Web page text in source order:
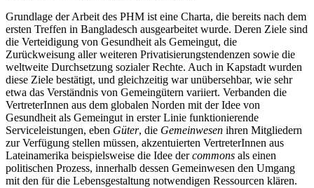
Grundlage der Arbeit des PHM ist eine Charta, die bereits nach dem
ersten Treffen in Bangladesch ausgearbeitet wurde. Deren Ziele sind
die Verteidigung von Gesundheit als Gemeingut, die
Zurückweisung aller weiteren Privatisierungstendenzen sowie die
weltweite Durchsetzung sozialer Rechte. Auch in Kapstadt wurden
diese Ziele bestätigt, und gleichzeitig war unübersehbar, wie sehr
etwa das Verständnis von Gemeingütern variiert. Verbanden die
VertreterInnen aus dem globalen Norden mit der Idee von
Gesundheit als Gemeingut in erster Linie funktionierende
Serviceleistungen, eben Güter, die Gemeinwesen ihren Mitgliedern
zur Verfügung stellen müssen, akzentuierten VertreterInnen aus
Lateinamerika beispielsweise die Idee dercommons als einen
politischen Prozess, innerhalb dessen Gemeinwesen den Umgang
mit den für die Lebensgestaltung notwendigen Ressourcen klären.